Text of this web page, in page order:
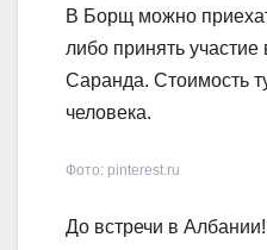
В Борщ можно
либо принять
Саранда. Стоимость
человека.
Фото: pinterest.ru
До встречи в Албании!